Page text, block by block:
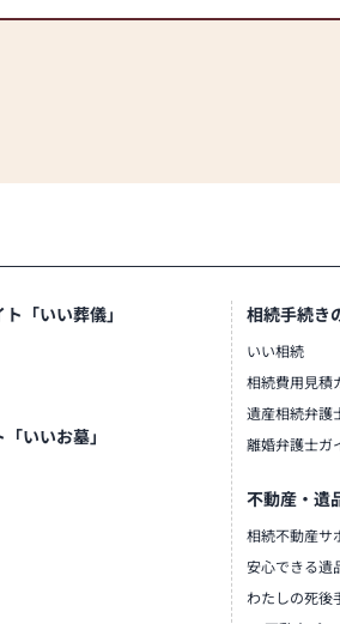
「いい葬儀」
いいお墓」
相続手続き
いい相続
相続費用見積
遺産相続弁護
離婚弁護士ガ
不動産・遺
相続不動産サ
安心できる遺
わたしの死後